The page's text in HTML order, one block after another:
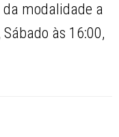
modalidade a
às 16:00,